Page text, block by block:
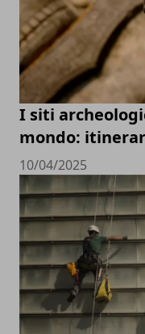
I siti
mondo:
10/04/2025